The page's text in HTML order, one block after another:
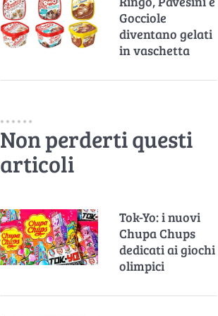
Gocciole
diventano gelati
in vaschetta
Non perderti questi
articoli
Tok-Yo: i nuovi
Chupa Chups
dedicati ai giochi
olimpici